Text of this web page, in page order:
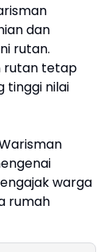
dan
rutan.
rutan tetap
tinggi nilai
warga
rumah